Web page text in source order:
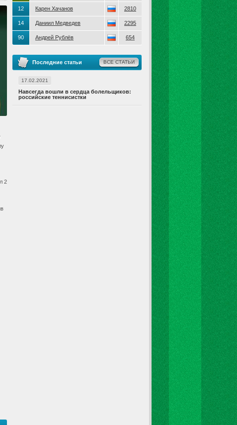
2
12 Карен Хачанов 2810
14 Даниил Медведев 2295
90 Андрей Рублёв 654
Последние статьи ВСЕ СТАТЬИ
17.02.2021
Навсегда вошли в сердца болельщиков:
российские теннисистки